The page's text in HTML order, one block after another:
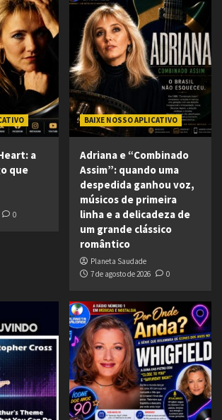
a
que
0
BAIXE NOSSO APLICATIVO
Adriana e “Combinado
Assim”: quando uma
despedida ganhou voz,
músicos de primeira
linha e a delicadeza de
um grande clássico
romântico
Planeta Saudade
7 de agosto de 2026
0